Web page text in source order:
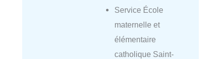
Service École
maternelle et
élémentaire
catholique Saint-